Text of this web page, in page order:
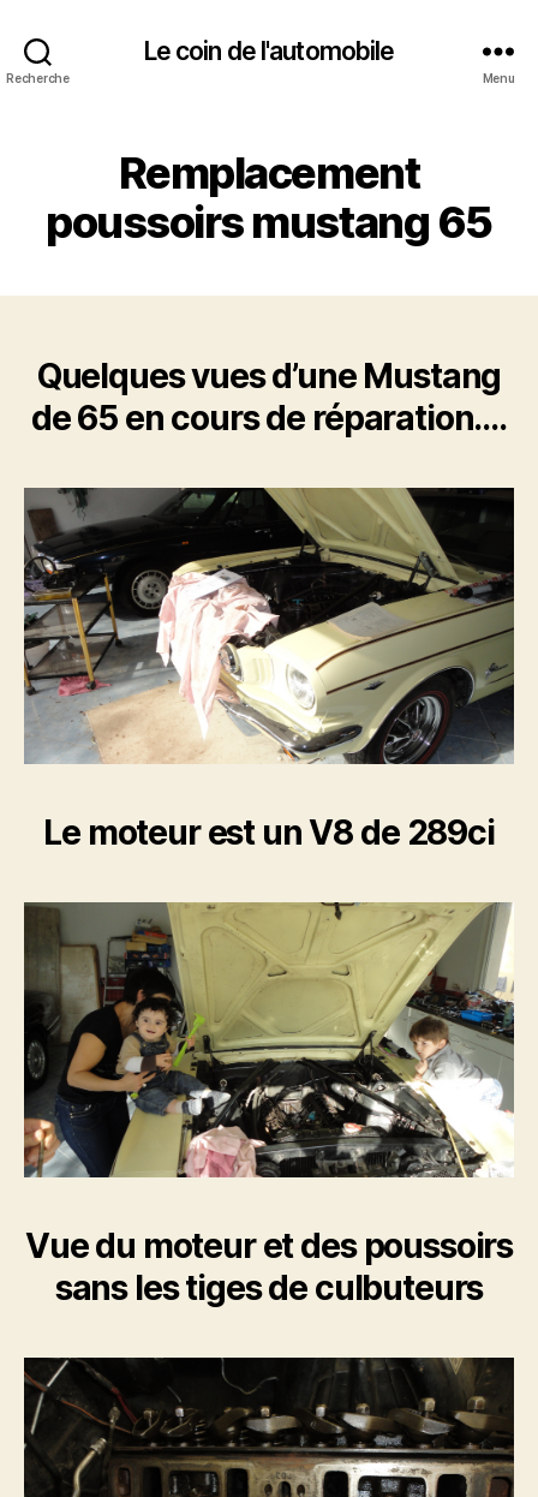
Recherche
Le coin de l'automobile
Menu
Remplacement
poussoirs mustang 65
Quelques vues d’une Mustang
de 65 en cours de réparation….
Le moteur est un V8 de 289ci
Vue du moteur et des poussoirs
sans les tiges de culbuteurs